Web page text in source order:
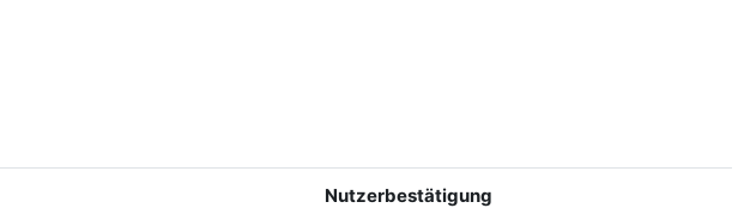
Nutzerbestätigung